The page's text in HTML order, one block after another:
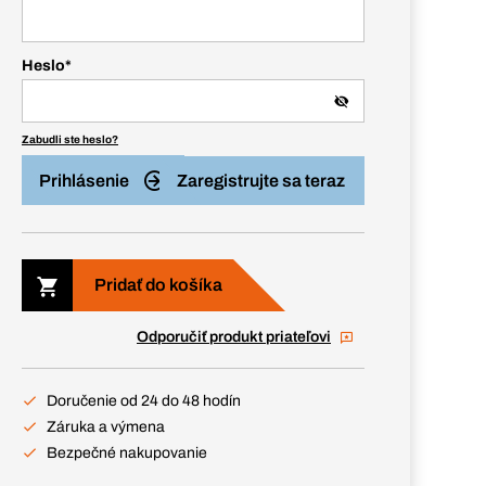
Heslo*
Zabudli ste heslo?
Prihlásenie Zaregistrujte sa teraz
Pridať do košíka
Odporučiť produkt priateľovi
Doručenie od 24 do 48 hodín
Záruka a výmena
Bezpečné nakupovanie